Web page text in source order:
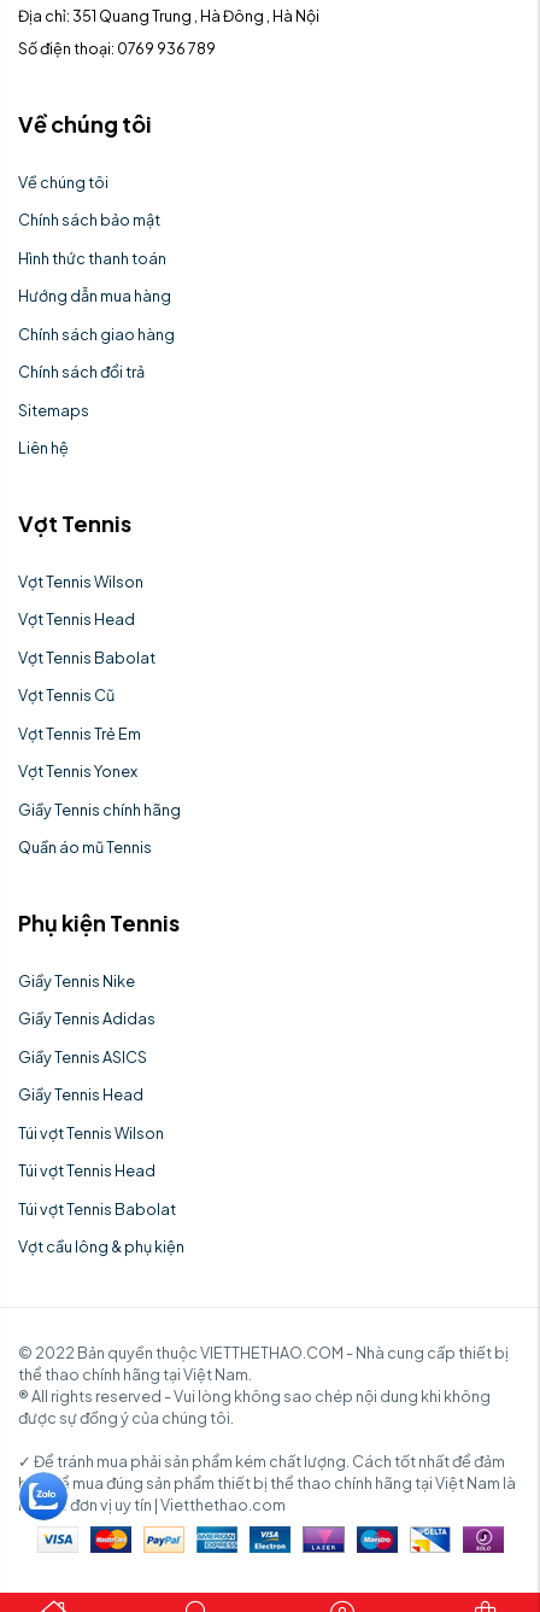
Địa chỉ: 351 Quang Trung , Hà Đông , Hà Nội
Số điện thoại: 0769 936 789
Về chúng tôi
Về chúng tôi
Chính sách bảo mật
Hình thức thanh toán
Hướng dẫn mua hàng
Chính sách giao hàng
Chính sách đổi trả
Sitemaps
Liên hệ
Vợt Tennis
Vợt Tennis Wilson
Vợt Tennis Head
Vợt Tennis Babolat
Vợt Tennis Cũ
Vợt Tennis Trẻ Em
Vợt Tennis Yonex
Giầy Tennis chính hãng
Quần áo mũ Tennis
Phụ kiện Tennis
Giầy Tennis Nike
Giầy Tennis Adidas
Giầy Tennis ASICS
Giầy Tennis Head
Túi vợt Tennis Wilson
Túi vợt Tennis Head
Túi vợt Tennis Babolat
Vợt cầu lông & phụ kiện
© 2022 Bản quyền thuộc VIETTHETHAO.COM - Nhà cung cấp thiết bị
thể thao chính hãng tại Việt Nam.
® All rights reserved - Vui lòng không sao chép nội dung khi không
được sự đồng ý của chúng tôi.
✓ Để tránh mua phải sản phẩm kém chất lượng. Cách tốt nhất để đảm
bảo để mua đúng sản phẩm thiết bị thể thao chính hãng tại Việt Nam là
mua từ đơn vị uy tín | Vietthethao.com